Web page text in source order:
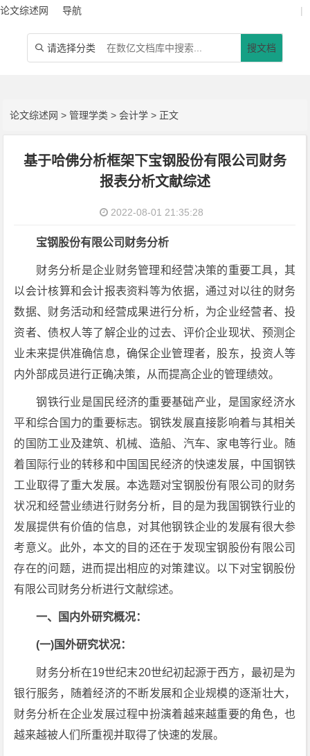
论文综述网 导航 |
 请选择分类 搜文档
论文综述网 >管理学类 >会计学 > 正文
基于哈佛分析框架下宝钢股份有限公司财务
报表分析文献综述
2022-08-01 21:35:28
宝钢股份有限公司财务分析
财务分析是企业财务管理和经营决策的重要工具，其
以会计核算和会计报表资料等为依据，通过对以往的财务
数据、财务活动和经营成果进行分析，为企业经营者、投
资者、债权人等了解企业的过去、评价企业现状、预测企
业未来提供准确信息，确保企业管理者，股东，投资人等
内外部成员进行正确决策，从而提高企业的管理绩效。
钢铁行业是国民经济的重要基础产业，是国家经济水
平和综合国力的重要标志。钢铁发展直接影响着与其相关
的国防工业及建筑、机械、造船、汽车、家电等行业。随
着国际行业的转移和中国国民经济的快速发展，中国钢铁
工业取得了重大发展。本选题对宝钢股份有限公司的财务
状况和经营业绩进行财务分析，目的是为我国钢铁行业的
发展提供有价值的信息，对其他钢铁企业的发展有很大参
考意义。此外，本文的目的还在于发现宝钢股份有限公司
存在的问题，进而提出相应的对策建议。以下对宝钢股份
有限公司财务分析进行文献综述。
一、国内外研究概况：
(一)国外研究状况：
财务分析在19世纪末20世纪初起源于西方，最初是为
银行服务，随着经济的不断发展和企业规模的逐渐壮大，
财务分析在企业发展过程中扮演着越来越重要的角色，也
越来越被人们所重视并取得了快速的发展。